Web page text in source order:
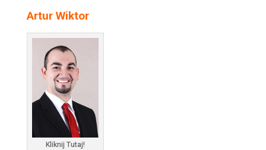
Artur Wiktor
Kliknij Tutaj!